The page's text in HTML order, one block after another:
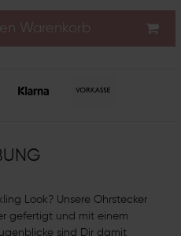
Warenkorb
Look? Unsere Ohrstecker
gefertigt und mit einem
sind Dir damit